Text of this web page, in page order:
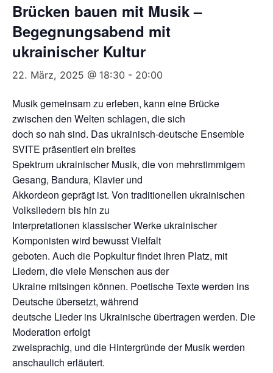
Brücken bauen mit Musik –
Begegnungsabend mit
ukrainischer Kultur
22. März, 2025 @ 18:30 - 20:00
Musik gemeinsam zu erleben, kann eine Brücke
zwischen den Welten schlagen, die sich
doch so nah sind. Das ukrainisch-deutsche Ensemble
SVITE präsentiert ein breites
Spektrum ukrainischer Musik, die von mehrstimmigem
Gesang, Bandura, Klavier und
Akkordeon geprägt ist. Von traditionellen ukrainischen
Volksliedern bis hin zu
Interpretationen klassischer Werke ukrainischer
Komponisten wird bewusst Vielfalt
geboten. Auch die Popkultur findet ihren Platz, mit
Liedern, die viele Menschen aus der
Ukraine mitsingen können. Poetische Texte werden ins
Deutsche übersetzt, während
deutsche Lieder ins Ukrainische übertragen werden. Die
Moderation erfolgt
zweisprachig, und die Hintergründe der Musik werden
anschaulich erläutert.